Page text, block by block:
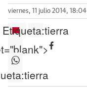
viernes, 11 julio 2014, 18:04
Etiqueta:tierra
tierra